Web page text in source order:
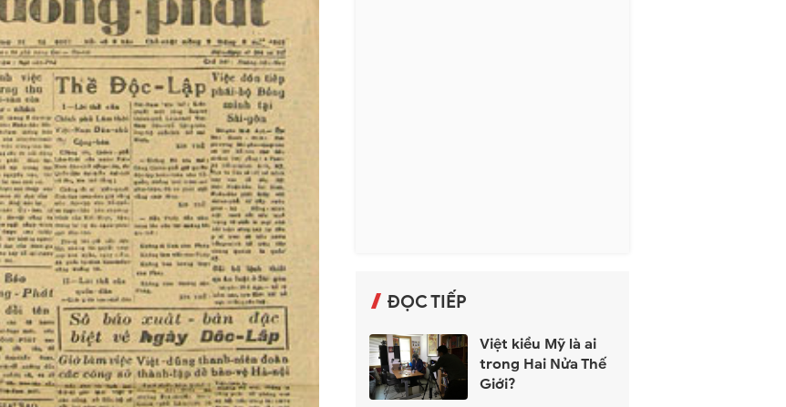
ĐỌC TIẾP
Việt kiều Mỹ là ai
trong Hai Nửa Thế
Giới?